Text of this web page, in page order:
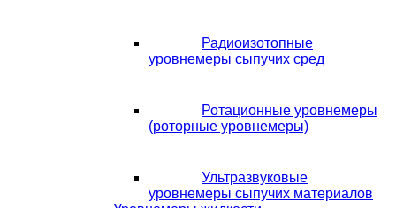
Радиоизотопные
уровнемеры сыпучих сред
Ротационные уровнемеры
(роторные уровнемеры)
Ультразвуковые
уровнемеры сыпучих материалов